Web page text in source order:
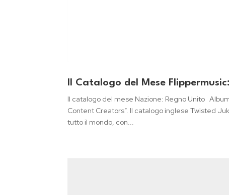
Il Catalogo del Mese
Il catalogo del mese Nazione: Regno Unito
Content Creators”. Il catalogo inglese Twisted
tutto il mondo, con...